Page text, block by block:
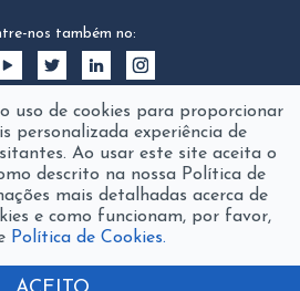
nos também no:
© fanamol
ofThe Silver Factory
uso de cookies para proporcionar
personalizada experiência de
Ao usar este site aceita o
descrito na nossa Política de
mais detalhadas acerca de
e como funcionam, por favor,
Política de Cookies.